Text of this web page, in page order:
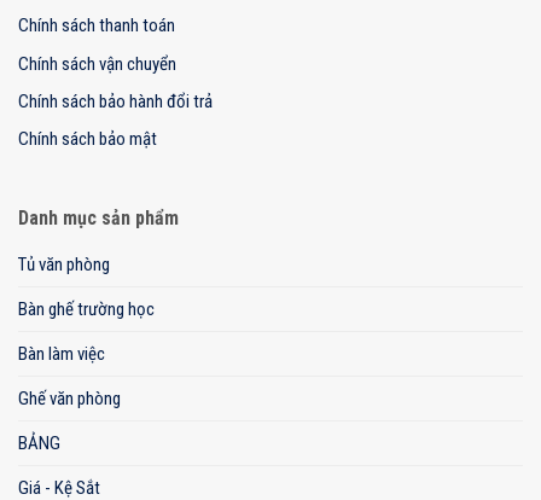
Chính sách thanh toán
Chính sách vận chuyển
Chính sách bảo hành đổi trả
Chính sách bảo mật
Danh mục sản phẩm
Tủ văn phòng
Bàn ghế trường học
Bàn làm việc
Ghế văn phòng
BẢNG
Giá - Kệ Sắt